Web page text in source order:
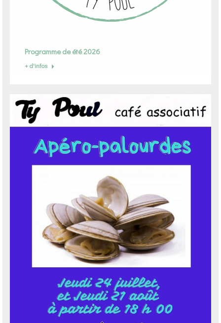
Programme de été 2026
+ d'infos